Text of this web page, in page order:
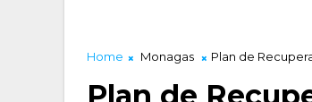
Home Monagas Plan de